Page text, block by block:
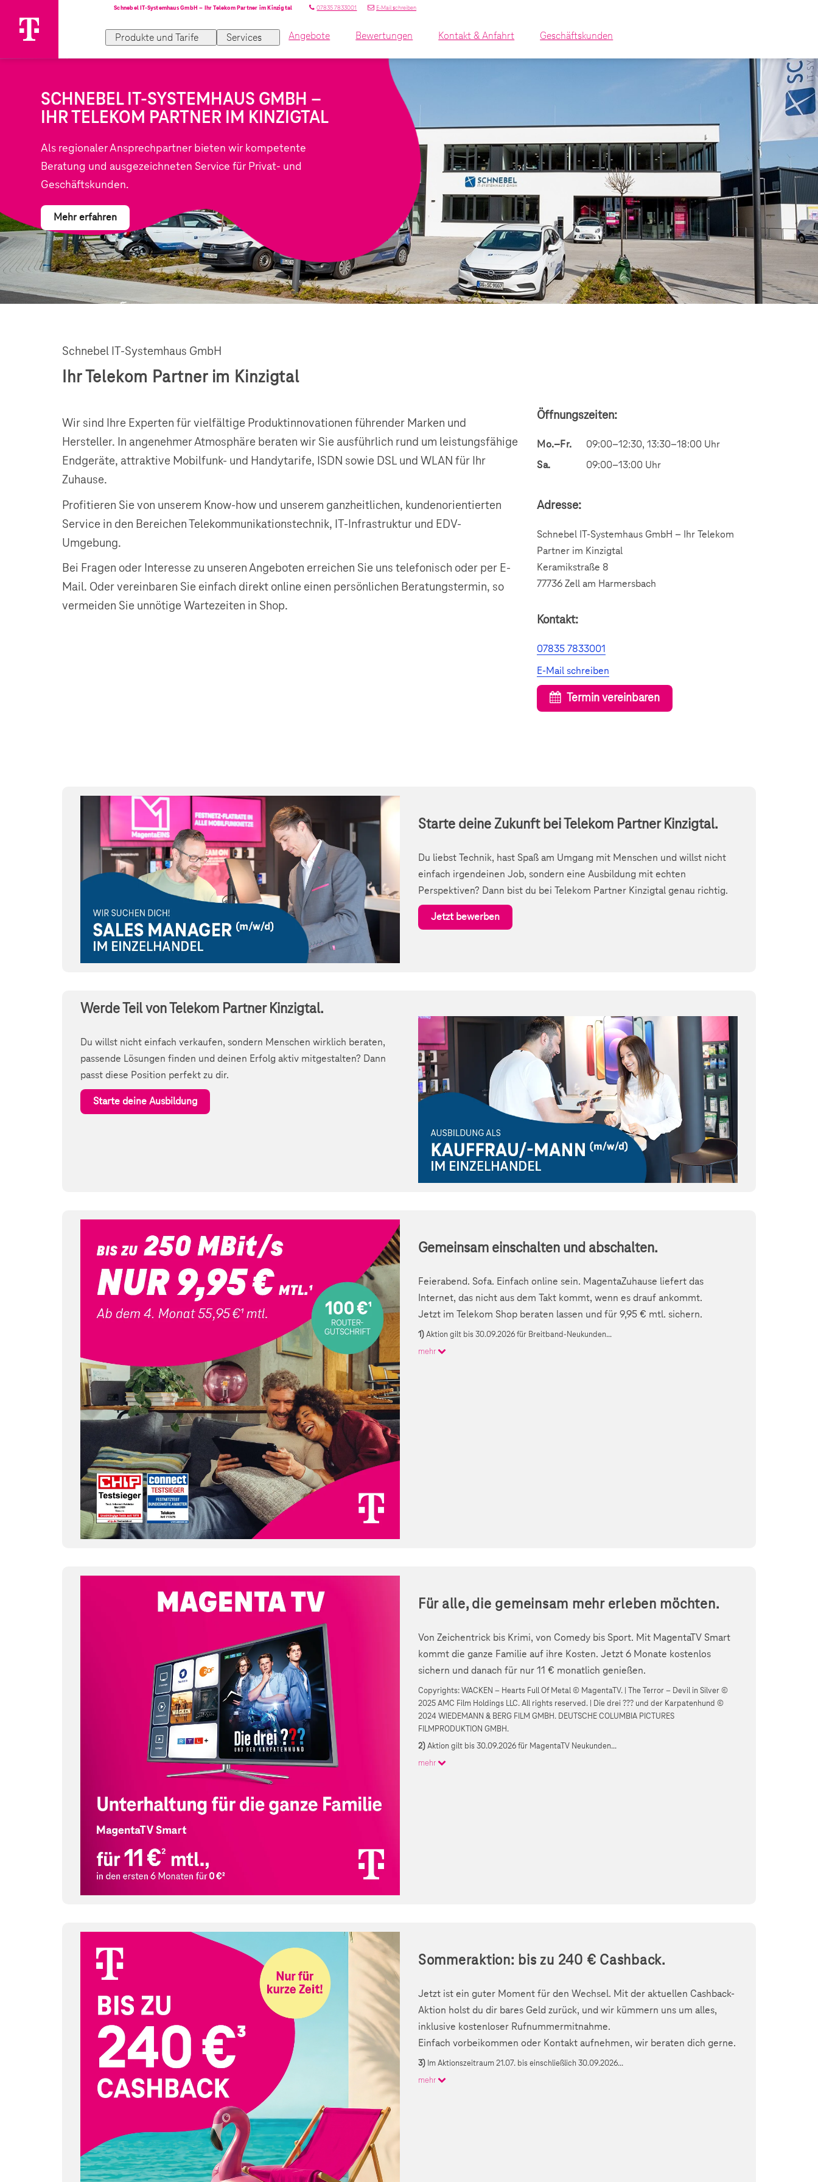
Produkte und Tarife Services Angebote Bewertungen Kontakt & Anfahrt Geschäftskunden
07835 7833001 E-Mail schreiben
SCHNEBEL IT-SYSTEMHAUS GMBH –
IHR TELEKOM PARTNER IM KINZIGTAL
Als regionaler Ansprechpartner bieten wir kompetente
Beratung und ausgezeichneten Service für Privat- und
Geschäftskunden.
Mehr erfahren
Schnebel IT-Systemhaus GmbH
Ihr Telekom Partner im Kinzigtal
Wir sind Ihre Experten für vielfältige Produktinnovationen führender Marken und
Hersteller. In angenehmer Atmosphäre beraten wir Sie ausführlich rund um leistungsfähige
Endgeräte, attraktive Mobilfunk- und Handytarife, ISDN sowie DSL und WLAN für Ihr
Zuhause.
Profitieren Sie von unserem Know-how und unserem ganzheitlichen, kundenorientierten
Service in den Bereichen Telekommunikationstechnik, IT-Infrastruktur und EDV-
Umgebung.
Bei Fragen oder Interesse zu unseren Angeboten erreichen Sie uns telefonisch oder per E-
Mail. Oder vereinbaren Sie einfach direkt online einen persönlichen Beratungstermin, so
vermeiden Sie unnötige Wartezeiten in Shop.
Öffnungszeiten:
Mo.–Fr.
09:00–12:30, 13:30–18:00 Uhr
Sa.
09:00–13:00 Uhr
Adresse:
Schnebel IT-Systemhaus GmbH – Ihr Telekom
Partner im Kinzigtal
Keramikstraße 8
77736 Zell am Harmersbach
Kontakt:
07835 7833001
E-Mail schreiben
Termin vereinbaren
Starte deine Zukunft bei Telekom Partner Kinzigtal.
Du liebst Technik, hast Spaß am Umgang mit Menschen und willst nicht
einfach irgendeinen Job, sondern eine Ausbildung mit echten
Perspektiven? Dann bist du bei Telekom Partner Kinzigtal genau richtig.
Jetzt bewerben
Werde Teil von Telekom Partner Kinzigtal.
Du willst nicht einfach verkaufen, sondern Menschen wirklich beraten,
passende Lösungen finden und deinen Erfolg aktiv mitgestalten? Dann
passt diese Position perfekt zu dir.
Starte deine Ausbildung
Gemeinsam einschalten und abschalten.
Feierabend. Sofa. Einfach online sein. MagentaZuhause liefert das
Internet, das nicht aus dem Takt kommt, wenn es drauf ankommt.
Jetzt im Telekom Shop beraten lassen und für 9,95 € mtl. sichern.
1)Aktion gilt bis 30.09.2026 für Breitband-Neukunden...
mehr
Für alle, die gemeinsam mehr erleben möchten.
Von Zeichentrick bis Krimi, von Comedy bis Sport. Mit MagentaTV Smart
kommt die ganze Familie auf ihre Kosten. Jetzt 6 Monate kostenlos
sichern und danach für nur 11 € monatlich genießen.
Copyrights: WACKEN – Hearts Full Of Metal © MagentaTV. | The Terror – Devil in Silver ©
2025 AMC Film Holdings LLC. All rights reserved. | Die drei ??? und der Karpatenhund ©
2024 WIEDEMANN & BERG FILM GMBH. DEUTSCHE COLUMBIA PICTURES
FILMPRODUKTION GMBH.
2)Aktion gilt bis 30.09.2026 für MagentaTV Neukunden...
mehr
Sommeraktion: bis zu 240 € Cashback.
Jetzt ist ein guter Moment für den Wechsel. Mit der aktuellen Cashback-
Aktion holst du dir bares Geld zurück, und wir kümmern uns um alles,
inklusive kostenloser Rufnummermitnahme.
Einfach vorbeikommen oder Kontakt aufnehmen, wir beraten dich gerne.
3) Im Aktionszeitraum 21.07. bis einschließlich 30.09.2026...
mehr